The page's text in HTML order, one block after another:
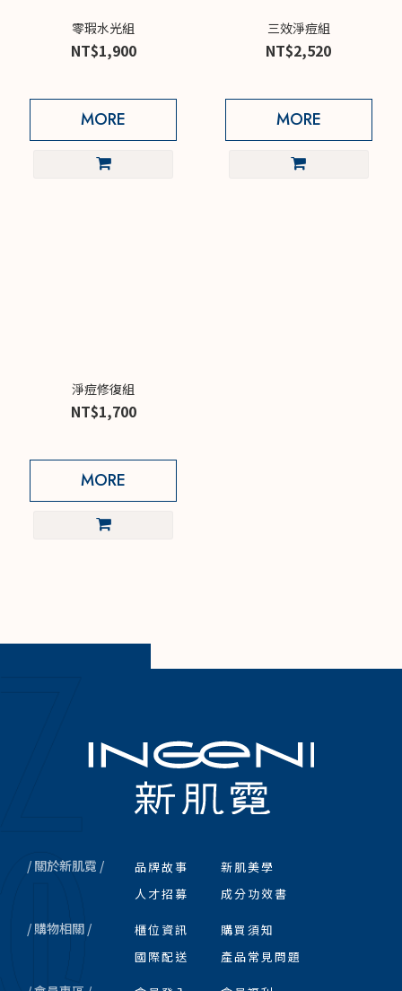
零瑕水光組
NT$1,900
MORE
三效淨痘組
NT$2,520
MORE
淨痘修復組
NT$1,700
MORE
/ 關於新肌霓 / 品牌故事
新肌美學
人才招募
成分功效書
/ 購物相關 / 櫃位資訊
購買須知
國際配送
產品常見問題